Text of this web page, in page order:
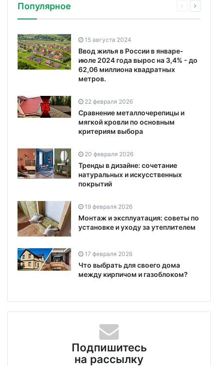
Популярное
15 августа 2024
Ввод жилья в России в январе-
июле 2024 года вырос на 3,4% - до
62,06 миллиона квадратных
метров.
22 февраля 2026
Сравнение металлочерепицы и
мягкой кровли по основным
критериям выбора
20 февраля 2026
Тренды в дизайне: сочетание
натуральных и искусственных
покрытий
19 февраля 2026
Монтаж и эксплуатация: советы по
установке и уходу за утеплителем
17 февраля 2026
Что выбрать для своего дома
между кирпичом и газоблоком?
Подпишитесь
на рассылку